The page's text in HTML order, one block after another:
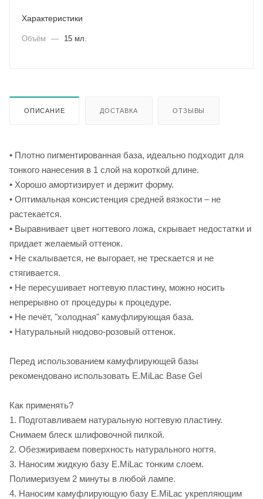
Характеристики
Объём — 15 мл.
ОПИСАНИЕ ДОСТАВКА ОТЗЫВЫ
• Плотно пигментированная база, идеально подходит для
тонкого нанесения в 1 слой на короткой длине.
• Хорошо амортизирует и держит форму.
• Оптимальная консистенция средней вязкости – не
растекается.
• Выравнивает цвет ногтевого ложа, скрывает недостатки и
придает желаемый оттенок.
• Не скалывается, не выгорает, не трескается и не
стягивается.
• Не пересушивает ногтевую пластину, можно носить
непрерывно от процедуры к процедуре.
• Не печёт, "холодная" камуфлирующая база.
• Натуральный нюдово-розовый оттенок.
Перед использованием камуфлирующей базы
рекомендовано использовать E.MiLac Base Gel
Как применять?
1. Подготавливаем натуральную ногтевую пластину.
Снимаем блеск шлифовочной пилкой.
2. Обезжириваем поверхность натурального ногтя.
3. Наносим жидкую базу E.MiLac тонким слоем.
Полимеризуем 2 минуты в любой лампе.
4. Наносим камуфлирующую базу E.MiLac укрепляющим